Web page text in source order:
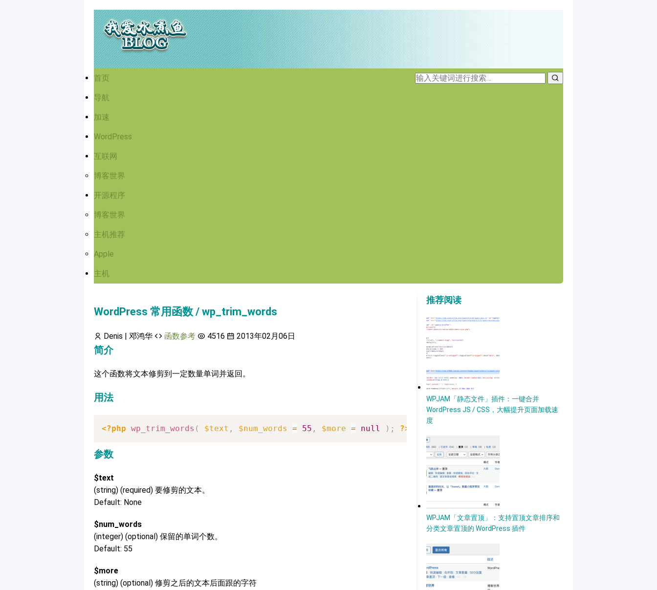
首页
导航
加速
WordPress
互联网
博客世界
开源程序
博客世界
主机推荐
Apple
主机
WordPress 常用函数 / wp_trim_words
Denis | 邓鸿华 函数参考 4516 2013年02月06日
简介
这个函数将文本修剪到一定数量单词并返回。
用法
<?php wp_trim_words ( $text , $num_words = 55 , $more = null ) ; ?>
参数
$text
(string) (required) 要修剪的文本。
Default: None
$num_words
(integer) (optional) 保留的单词个数。
Default: 55
$more
(string) (optional) 修剪之后的文本后面跟的字符
推荐阅读
WPJAM「静态文件」插件：一键合并
WordPress JS / CSS，大幅提升页面加载速
度
WPJAM「文章置顶」：支持置顶文章排序和
分类文章置顶的 WordPress 插件